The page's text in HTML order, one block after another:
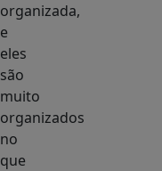
organizada,
e
eles
são
muito
organizados
no
que